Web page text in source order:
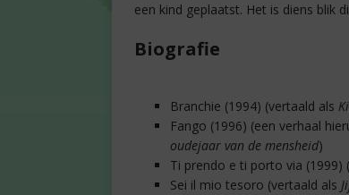
een kind geplaatst. Het is diens blik
Biografie
Branchie (1994) (vertaald als
Fango (1996) (een verhaal
oudejaar van de mensheid)
Ti prendo e ti porto via (1999)
Sei il mio tesoro (vertaald als